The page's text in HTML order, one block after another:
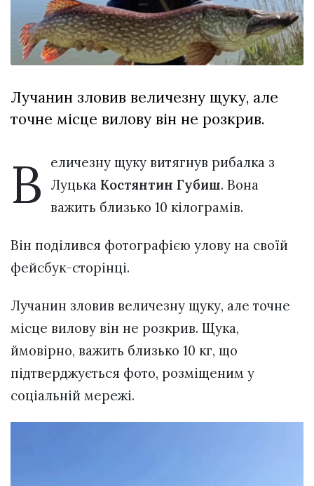
залишив у
Луцьку
три...
27 Липня 2026
756 переглядів
Аншлаг і
рекорд:
концерт
Оле...
26 Липня 2026
890 переглядів
Персона
Лайф
ZONE 18+
Політика конфіденційності
Лучанин зловив величезну щуку, але
точне місце вилову він не розкрив.
В
еличезну щуку витягнув рибалка з
Луцька Костянтин Губиш. Вона
важить близько 10 кілограмів.
Він поділився фотографією улову на своїй
фейсбук-сторінці.
Лучанин зловив величезну щуку, але точне
місце вилову він не розкрив. Щука,
ймовірно, важить близько 10 кг, що
підтверджується фото, розміщеним у
соціальній мережі.